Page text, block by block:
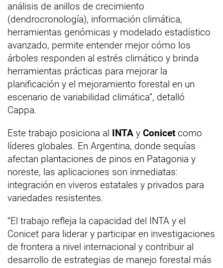
análisis de anillos de crecimiento
(dendrocronología), información climática,
herramientas genómicas y modelado estadístico
avanzado, permite entender mejor cómo los
árboles responden al estrés climático y brinda
herramientas prácticas para mejorar la
planificación y el mejoramiento forestal en un
escenario de variabilidad climática”, detalló
Cappa.
Este trabajo posiciona al INTA y Conicet como
líderes globales. En Argentina, donde sequías
afectan plantaciones de pinos en Patagonia y
noreste, las aplicaciones son inmediatas:
integración en viveros estatales y privados para
variedades resistentes.
“El trabajo refleja la capacidad del INTA y el
Conicet para liderar y participar en investigaciones
de frontera a nivel internacional y contribuir al
desarrollo de estrategias de manejo forestal más